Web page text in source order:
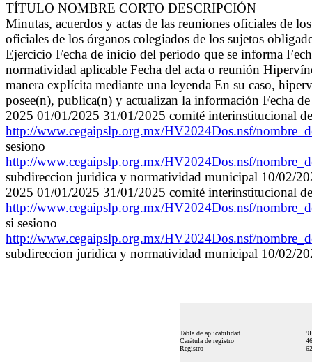
TÍTULO NOMBRE CORTO DESCRIPCIÓN
Minutas, acuerdos y actas de las reuniones oficiales de
oficiales de los órganos colegiados de los sujetos
Ejercicio Fecha de inicio del periodo que se informa
normatividad aplicable Fecha del acta o reunión
manera explícita mediante una leyenda En su caso,
posee(n), publica(n) y actualizan la información Fecha
2025 01/01/2025 31/01/2025 comité interinstitucional
http://www.cegaipslp.org.mx/HV2024Dos.nsf/
sesiono
http://www.cegaipslp.org.mx/HV2024Dos.nsf/
subdireccion juridica y normatividad municipal 10/02/
2025 01/01/2025 31/01/2025 comité interinstitucional
http://www.cegaipslp.org.mx/HV2024Dos.nsf/
si sesiono
http://www.cegaipslp.org.mx/HV2024Dos.nsf/
subdireccion juridica y normatividad municipal 10/02/
Tabla de aplicabilidad
Carátula de registro
Registro